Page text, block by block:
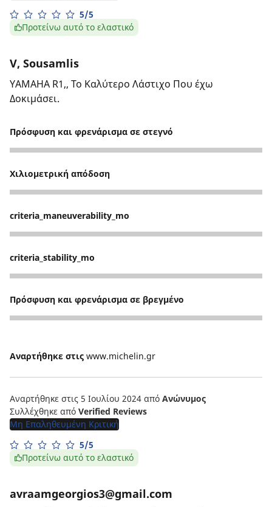
5/5
Προτείνω αυτό το ελαστικό
V, Sousamlis
YAMAHA R1,, Το Καλύτερο Λάστιχο Που έχω
Δοκιμάσει.
Πρόσφυση και φρενάρισμα σε στεγνό
5
Χιλιομετρική απόδοση
5
criteria_maneuverability_mo
5
criteria_stability_mo
5
Πρόσφυση και φρενάρισμα σε βρεγμένο
5
Αναρτήθηκε στις www.michelin.gr
Αναρτήθηκε στις 5 Ιουλίου 2024 από Ανώνυμος
Συλλέχθηκε από Verified Reviews
Μη Επαληθευμένη Κριτική
5/5
Προτείνω αυτό το ελαστικό
avraamgeorgios3@gmail.com